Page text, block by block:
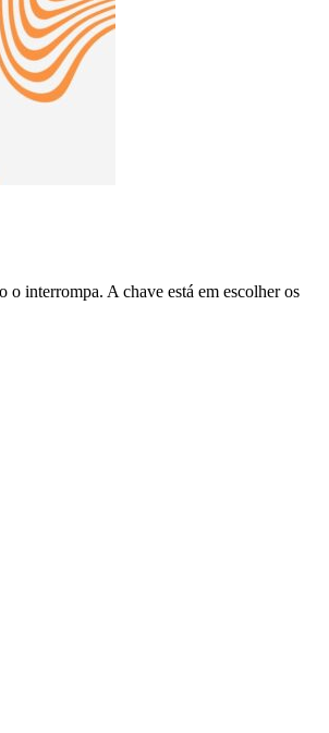
interrompa. A chave está em escolher os